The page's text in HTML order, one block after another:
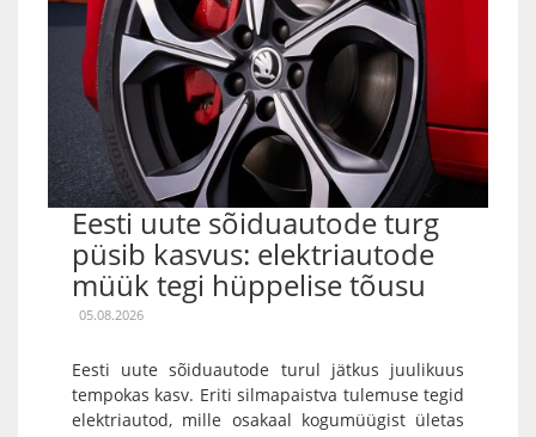
Eesti uute sõiduautode turg
püsib kasvus: elektriautode
müük tegi hüppelise tõusu
05.08.2026
Eesti uute sõiduautode turul jätkus juulikuus
tempokas kasv. Eriti silmapaistva tulemuse tegid
elektriautod, mille osakaal kogumüügist ületas